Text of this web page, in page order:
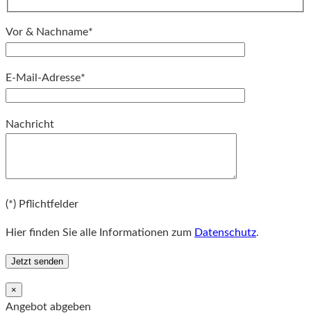
Vor & Nachname*
E-Mail-Adresse*
Nachricht
(*) Pflichtfelder
Hier finden Sie alle Informationen zum Datenschutz.
×
Angebot abgeben